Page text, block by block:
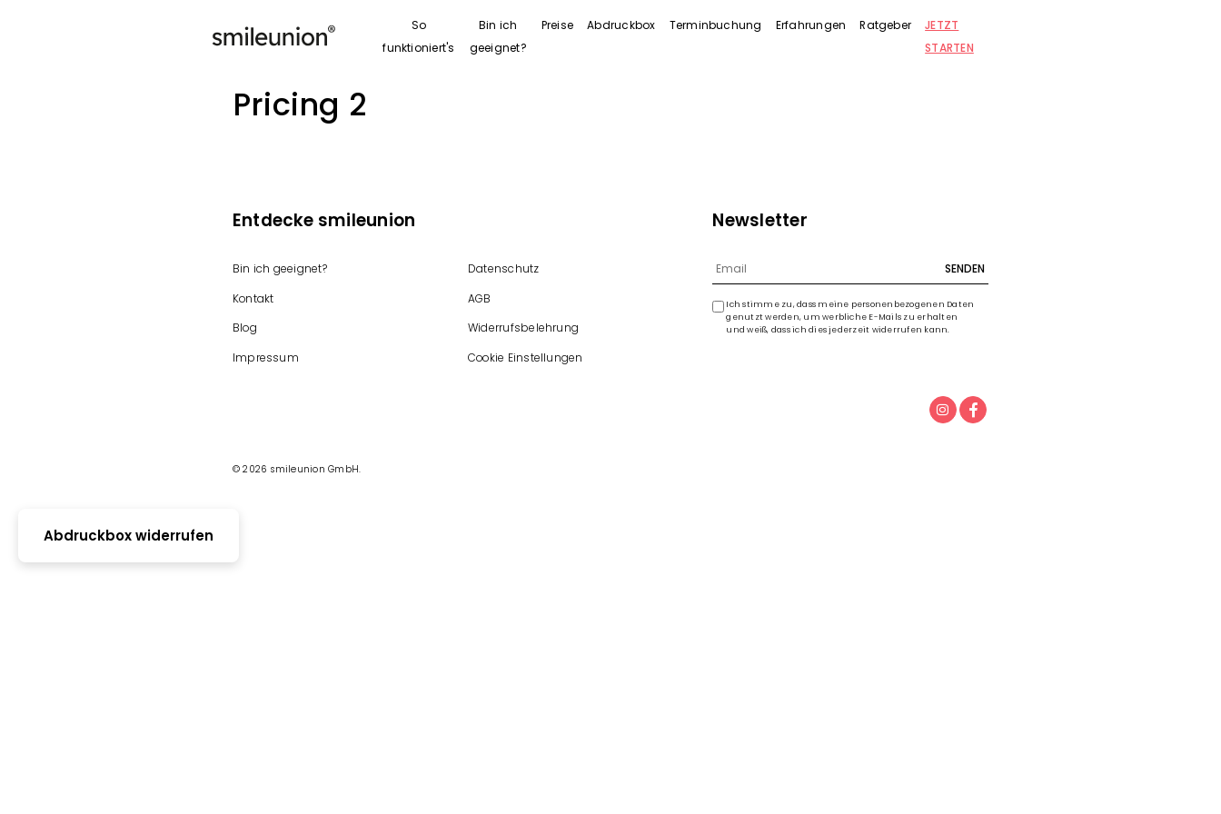
So
funktioniert's
Bin ich
geeignet?
Preise Abdruckbox Terminbuchung Erfahrungen Ratgeber
JETZT
STARTEN
Pricing 2
Entdecke smileunion
Bin ich geeignet?
Kontakt
Blog
Impressum
Datenschutz
AGB
Widerrufsbelehrung
Cookie Einstellungen
Newsletter
SENDEN
Ich stimme zu, dass meine personenbezogenen Daten
genutzt werden, um werbliche E-Mails zu erhalten
und weiß, dass ich dies jederzeit widerrufen kann.
© 2026 smileunion GmbH.
Abdruckbox widerrufen